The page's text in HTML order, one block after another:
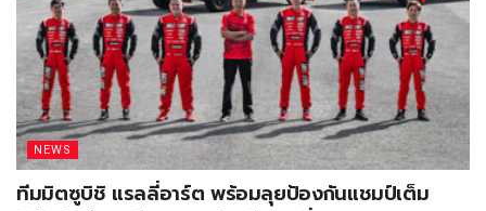
NEWS
ทีมมิตซูบิชิ แรลลี่อาร์ต พร้อมลุยป้องกันแชมป์เต็ม